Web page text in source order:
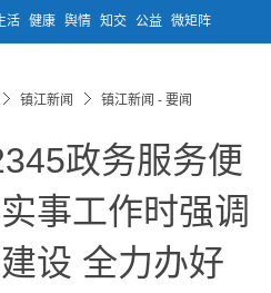
活 健康 舆情 知交 公益 微矩阵
镇江新闻 镇江新闻 - 要闻
政务服务便
事工作时强调
设 全力办好